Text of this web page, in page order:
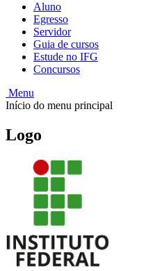
Aluno
Egresso
Servidor
Guia de cursos
Estude no IFG
Concursos
Menu
Início do menu principal
Logo